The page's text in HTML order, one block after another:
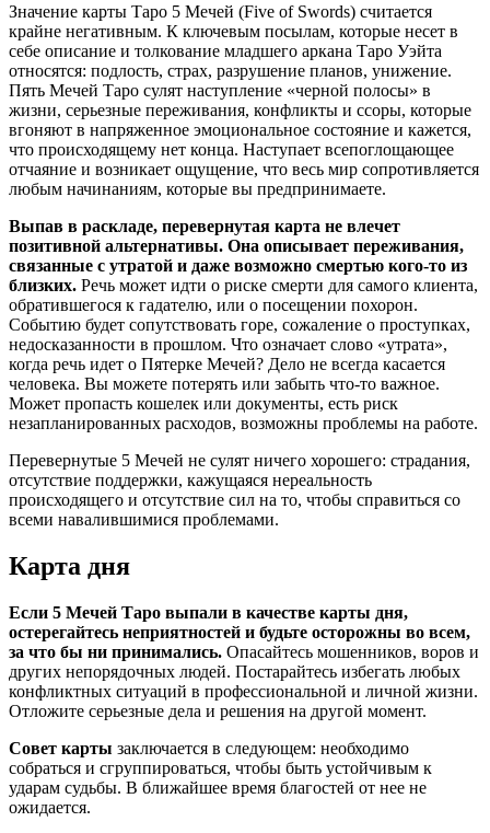
Значение карты Таро 5 Мечей (Five of Swords) считается
крайне негативным. К ключевым посылам, которые несет в
себе описание и толкование младшего аркана Таро Уэйта
относятся: подлость, страх, разрушение планов, унижение.
Пять Мечей Таро сулят наступление «черной полосы» в
жизни, серьезные переживания, конфликты и ссоры, которые
вгоняют в напряженное эмоциональное состояние и кажется,
что происходящему нет конца. Наступает всепоглощающее
отчаяние и возникает ощущение, что весь мир сопротивляется
любым начинаниям, которые вы предпринимаете.
Выпав в раскладе, перевернутая карта не влечет
позитивной альтернативы. Она описывает переживания,
связанные с утратой и даже возможно смертью кого-то из
близких. Речь может идти о риске смерти для самого клиента,
обратившегося к гадателю, или о посещении похорон.
Событию будет сопутствовать горе, сожаление о проступках,
недосказанности в прошлом. Что означает слово «утрата»,
когда речь идет о Пятерке Мечей? Дело не всегда касается
человека. Вы можете потерять или забыть что-то важное.
Может пропасть кошелек или документы, есть риск
незапланированных расходов, возможны проблемы на работе.
Перевернутые 5 Мечей не сулят ничего хорошего: страдания,
отсутствие поддержки, кажущаяся нереальность
происходящего и отсутствие сил на то, чтобы справиться со
всеми навалившимися проблемами.
Карта дня
Если 5 Мечей Таро выпали в качестве карты дня,
остерегайтесь неприятностей и будьте осторожны во всем,
за что бы ни принимались. Опасайтесь мошенников, воров и
других непорядочных людей. Постарайтесь избегать любых
конфликтных ситуаций в профессиональной и личной жизни.
Отложите серьезные дела и решения на другой момент.
Совет карты заключается в следующем: необходимо
собраться и сгруппироваться, чтобы быть устойчивым к
ударам судьбы. В ближайшее время благостей от нее не
ожидается.